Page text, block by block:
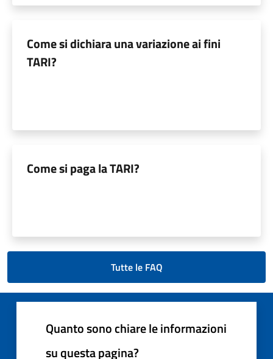
Come si dichiara una variazione ai fini
TARI?
Come si paga la TARI?
Tutte le FAQ
Quanto sono chiare le informazioni
su questa pagina?